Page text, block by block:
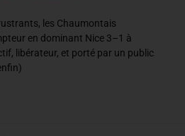
les Chaumontais
en dominant Nice 3–1 à
libérateur, et porté par un public